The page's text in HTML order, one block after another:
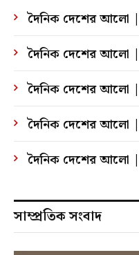
দৈনিক দেশের আলো |
দৈনিক দেশের আলো
দৈনিক দেশের আলো
দৈনিক দেশের আলো |
দৈনিক দেশের আলো
সাম্প্রতিক সংবাদ